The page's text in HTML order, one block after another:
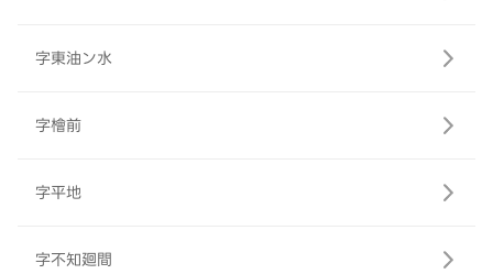
字東油ン水
字檜前
字平地
字不知廻間